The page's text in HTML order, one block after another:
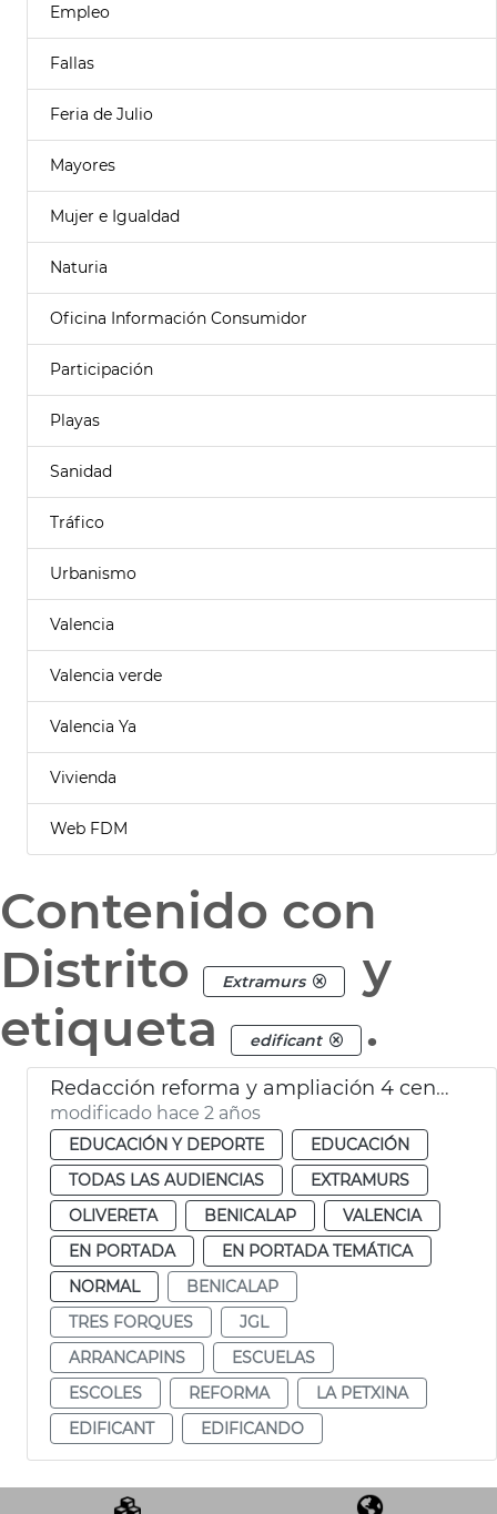
Empleo
Fallas
Feria de Julio
Mayores
Mujer e Igualdad
Naturia
Oficina Información Consumidor
Participación
Playas
Sanidad
Tráfico
Urbanismo
Valencia
Valencia verde
Valencia Ya
Vivienda
Web FDM
Contenido con
Distrito
Extramurs
y
etiqueta
edificant .
Redacción reforma y ampliación 4 centros escolares
modificado hace 2 años
EDUCACIÓN Y DEPORTE
EDUCACIÓN
TODAS LAS AUDIENCIAS
EXTRAMURS
OLIVERETA
BENICALAP
VALENCIA
EN PORTADA
EN PORTADA TEMÁTICA
NORMAL
BENICALAP
TRES FORQUES
JGL
ARRANCAPINS
ESCUELAS
ESCOLES
REFORMA
LA PETXINA
EDIFICANT
EDIFICANDO